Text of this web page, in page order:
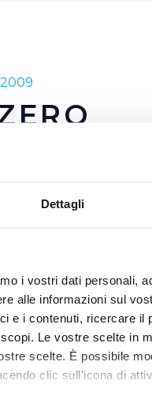
Dettagli
i vostri dati personali,
alle informazioni sul
e i contenuti, ricercare
Le vostre scelte in
scelte. È possibile
clic sull'icona di
anche
che ne derivano, fa
nelle nostre
ed in piena sicurezza
di questa campagna
il rispetto
di rubinetto, un
meno CO2